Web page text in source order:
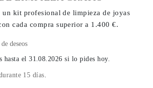
un kit profesional de limpieza de joyas
cada comprasuperior a 1.400 €.
deseos
hasta el31.08.2026 si lo pides hoy.
15 días.